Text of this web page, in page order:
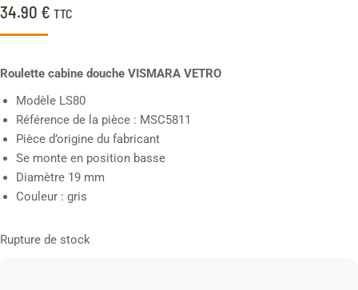
34.90 € TTC
Roulette cabine douche VISMARA VETRO
Modèle LS80
Référence de la pièce : MSC5811
Pièce d’origine du fabricant
Se monte en position basse
Diamètre 19 mm
Couleur : gris
Rupture de stock